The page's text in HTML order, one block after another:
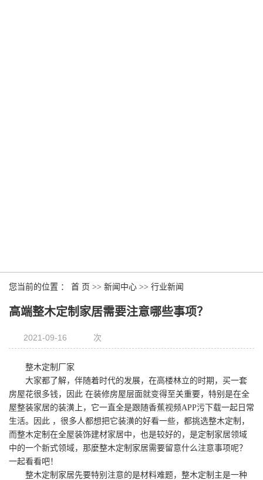
您当前的位置 ： 首 页 >> 新闻中心 >> 行业新闻
高端整木定制家居需要注意哪些事项？
2021-09-16 次
整木定制厂家
大家都了解，伴随着时代的发展，在高楼林立的时期，买一套
房屋花很多钱，因此 在装修房屋层面就变得至关重要，特别是在全
屋整装家居的装潢上，它一直全是跟随香蕉视频APP污下载一起日常
生活。因此 ，很多人都想把它装潢的好看一些，都挑选整木定制，
而整木定制在全屋装饰建材家居中，也是较好的，是定制家居领域
中的一个新式领域，那麼整木定制家居需要留意什么注意事项呢？
一起看看吧！
整木定制家居先要特别注意的是材料难题，整木定制主是一种